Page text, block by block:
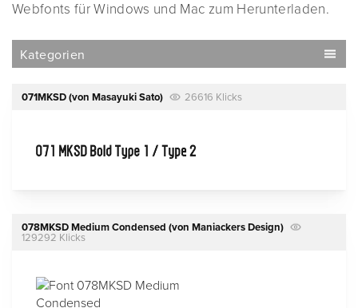
Webfonts für Windows und Mac zum Herunterladen.
Kategorien
071MKSD(von Masayuki Sato) 26616 Klicks
078MKSD Medium Condensed (von Maniackers Design)
129292 Klicks